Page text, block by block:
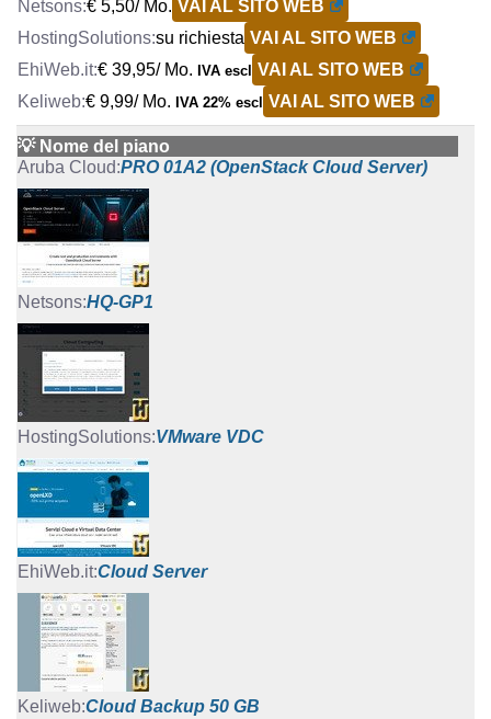
€ 5,50/ Mo. VAI AL SITO WEB
su richiesta VAI AL SITO WEB
€ 39,95/ Mo. IVA escl VAI AL SITO WEB
€ 9,99/ Mo. IVA 22% escl VAI AL SITO WEB
💡 Nome del piano
PRO 01A2 (OpenStack Cloud Server)
HQ-GP1
VMware VDC
Cloud Server
Cloud Backup 50 GB